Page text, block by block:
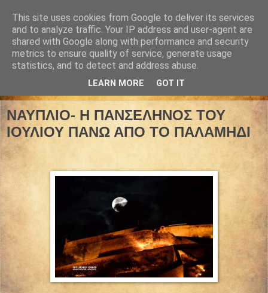
ΝΑΥΠΛΙΟ- Η ΠΑΝΣΕΛΗΝΟΣ ΤΟΥ
ΙΟΥΛΙΟΥ ΠΑΝΩ ΑΠΟ ΤΟ ΠΑΛΑΜΗΔΙ
This site uses cookies from Google to deliver its services
and to analyze traffic. Your IP address and user-agent are
shared with Google along with performance and security
metrics to ensure quality of service, generate usage
statistics, and to detect and address abuse.
LEARN MORE GOT IT